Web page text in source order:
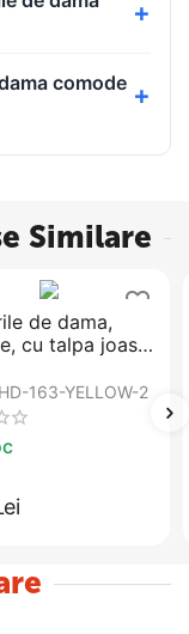
comode
Similare
de dama,
cu talpa joasa,
HD-163-YELLOW-2